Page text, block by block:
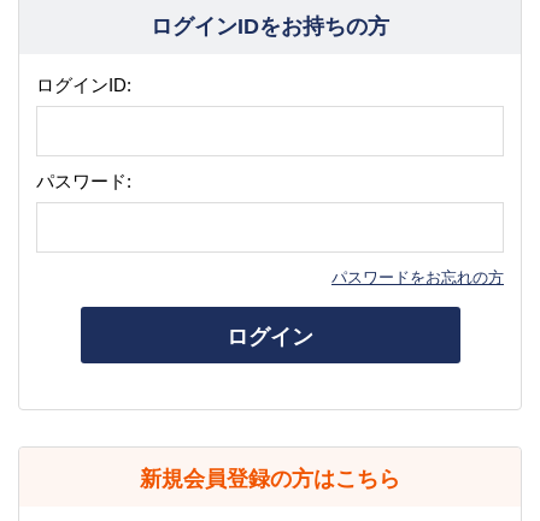
ログインIDをお持ちの方
ログインID:
パスワード:
パスワードをお忘れの方
ログイン
新規会員登録の方はこちら